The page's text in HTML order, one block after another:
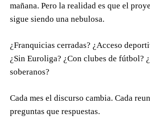
mañana. Pero la realidad es que el
sigue siendo una nebulosa.
¿Franquicias cerradas? ¿Acceso
¿Sin Euroliga? ¿Con clubes de fútbol?
soberanos?
Cada mes el discurso cambia. Cada
preguntas que respuestas.